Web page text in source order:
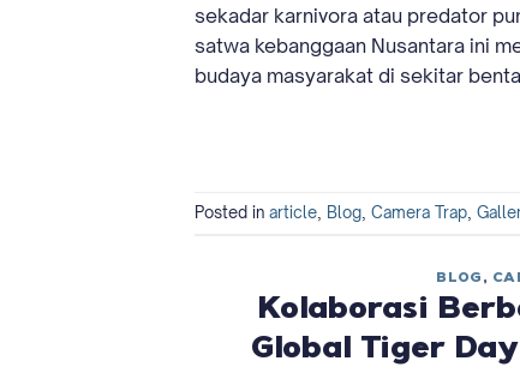
sekadar karnivora atau predator
satwa kebanggaan Nusantara ini
budaya masyarakat di sekitar
Posted in article, Blog, Camera Trap,
BLOG ,
Kolaborasi
Global Tiger